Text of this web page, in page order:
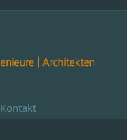
Kontakt